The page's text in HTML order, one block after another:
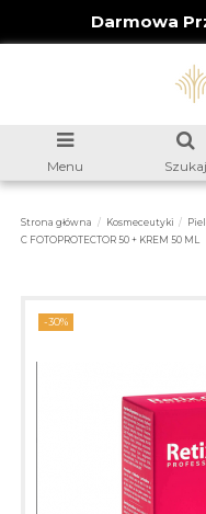
Darmowa
Menu Szukaj
Strona główna Kosmeceutyki
C FOTOPROTECTOR 50 + KREM 50 ML
-30%